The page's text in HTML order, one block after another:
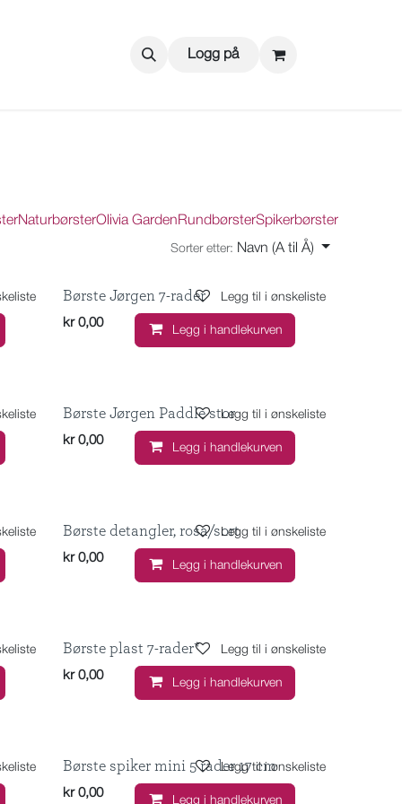
Logg på
NaturbørsterOlivia Garden RundbørsterSpikerbørster
Sorter etter: Navn (A til Å)
Børste Jørgen 7-rader
kr 0,00
Legg i handlekurven
Legg til i ønskeliste
Børste Jørgen Paddle stor
kr 0,00
Legg i handlekurven
Legg til i ønskeliste
Børste detangler, rosa/sort
kr 0,00
Legg i handlekurven
Legg til i ønskeliste
Børste plast 7-rader*
kr 0,00
Legg i handlekurven
Legg til i ønskeliste
Børste spiker mini 5 rader 17 cm
kr 0,00
Legg i handlekurven
Legg til i ønskeliste